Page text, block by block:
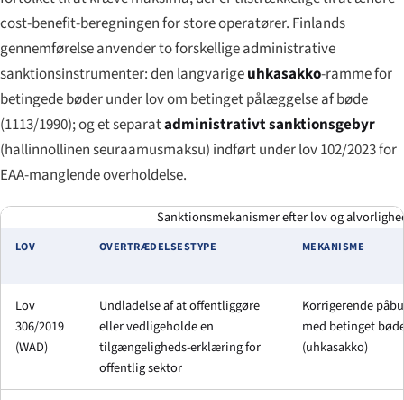
cost-benefit-beregningen for store operatører. Finlands
gennemførelse anvender to forskellige administrative
sanktionsinstrumenter: den langvarigeuhkasakko-ramme for
betingede bøder under lov om betinget pålæggelse af bøde
(1113/1990); og et separatadministrativt sanktionsgebyr
(hallinnollinen seuraamusmaksu) indført under lov 102/2023 for
EAA-manglende overholdelse.
Sanktionsmekanismer efter lov og
LOV OVERTRÆDELSESTYPE MEKANISME
Lov
306/2019
(WAD)
Undladelse af at offentliggøre
eller vedligeholde en
tilgængeligheds-erklæring for
offentlig sektor
Korrigerende
med betinget
(uhkasakko)